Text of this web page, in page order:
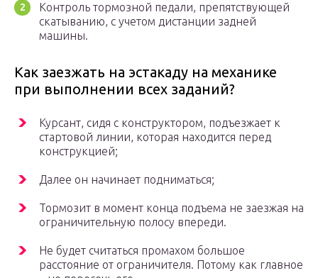
Контроль тормозной педали, препятствующей
скатыванию, с учетом дистанции задней
машины.
Как заезжать на эстакаду на механике
при выполнении всех заданий?
Курсант, сидя с конструктором, подъезжает к
стартовой линии, которая находится перед
конструкцией;
Далее он начинает подниматься;
Тормозит в момент конца подъема не заезжая на
ограничительную полосу впереди.
Не будет считаться промахом большое
расстояние от ограничителя. Потому как главное